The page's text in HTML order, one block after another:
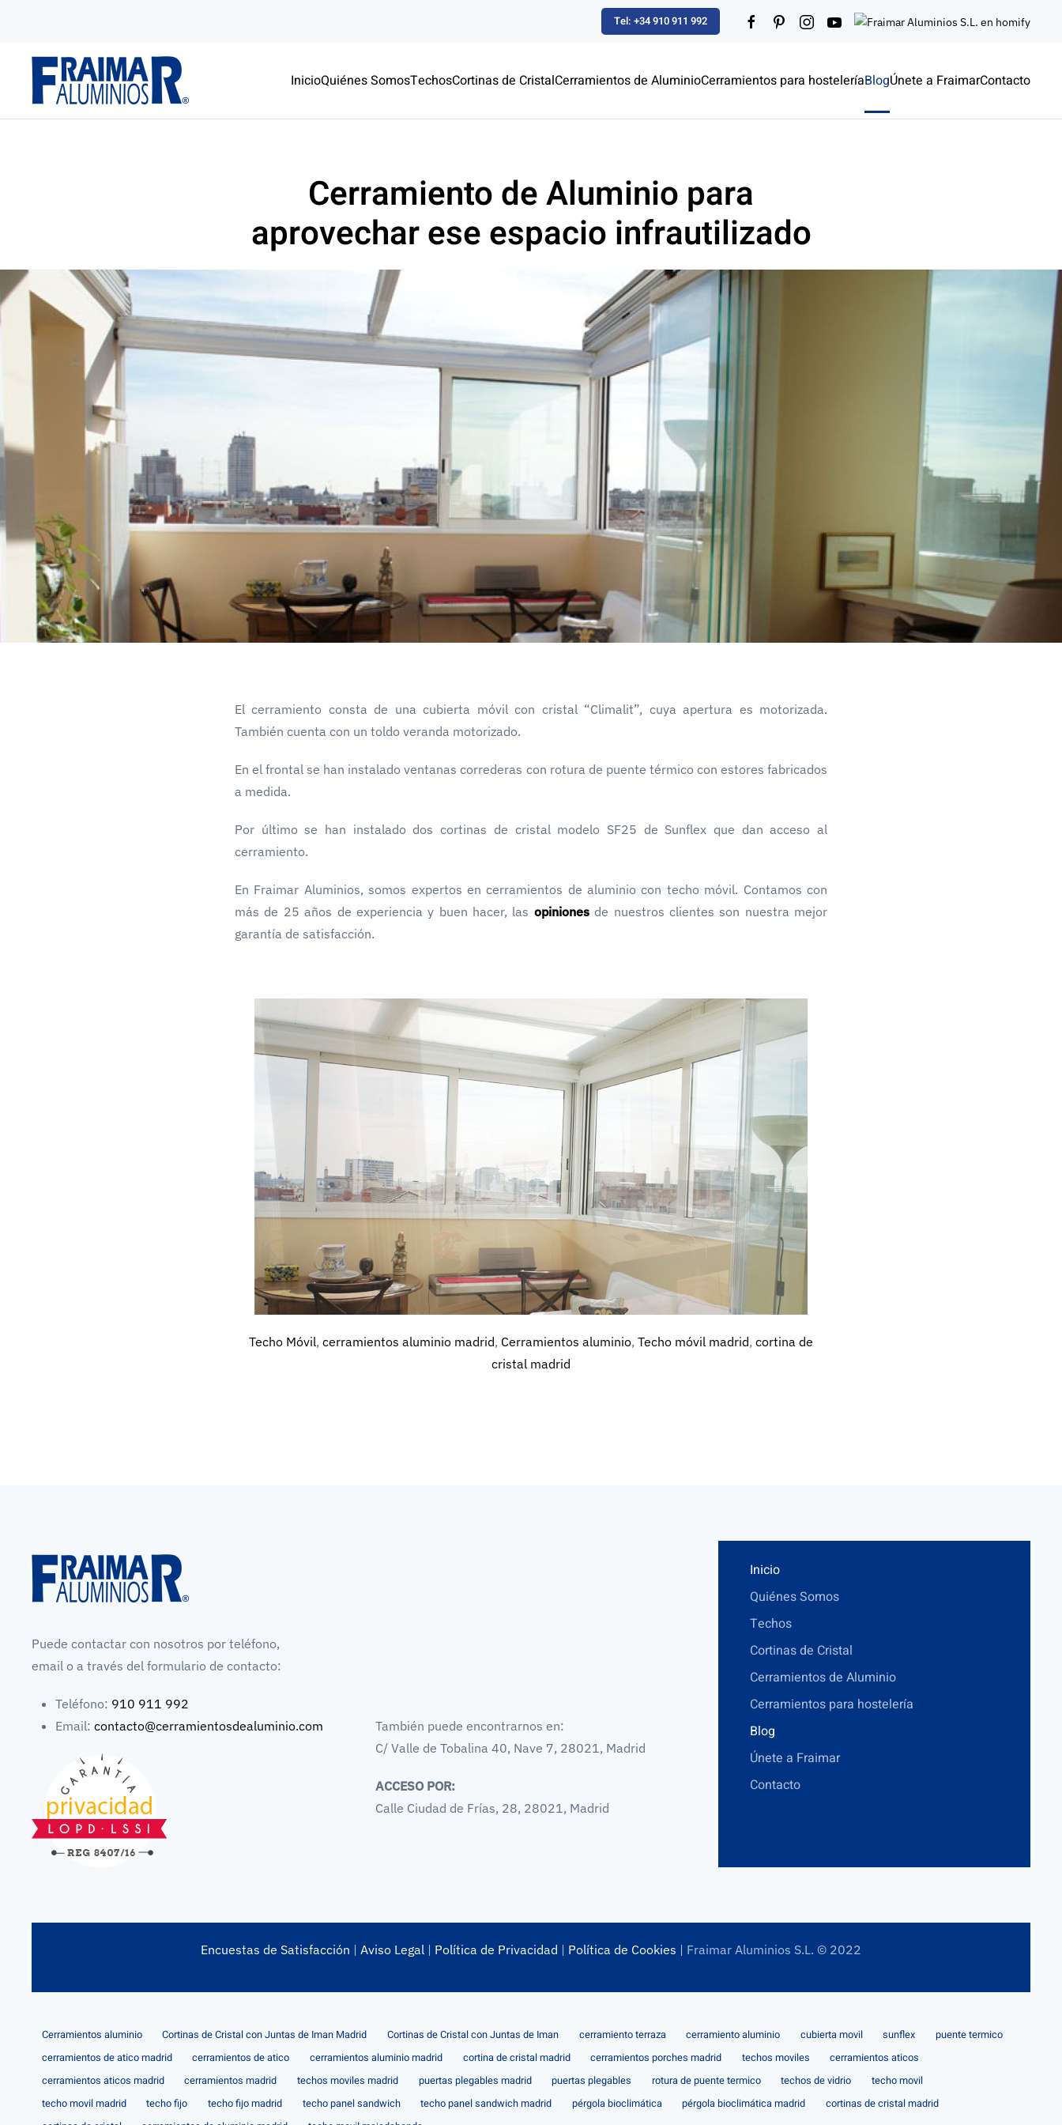
Tel: +34 910 911 992
InicioQuiénes SomosTechosCortinas de CristalCerramientos de AluminioCerramientos para hosteleríaBlogÚnete a FraimarContacto
Cerramiento de Aluminio para
aprovechar ese espacio infrautilizado
El cerramiento consta de una cubierta móvil con cristal “Climalit”, cuya apertura es motorizada.
También cuenta con un toldo veranda motorizado.
En el frontal se han instalado ventanas correderas con rotura de puente térmico con estores fabricados
a medida.
Por último se han instalado dos cortinas de cristal modelo SF25 de Sunflex que dan acceso al
cerramiento.
En Fraimar Aluminios, somos expertos en cerramientos de aluminio con techo móvil. Contamos con
más de 25 años de experiencia y buen hacer, las opinionesde nuestros clientes son nuestra mejor
garantía de satisfacción.
Techo Móvil, cerramientos aluminio madrid, Cerramientos aluminio, Techo móvil madrid, cortina de
cristal madrid
Puede contactar con nosotros por teléfono,
email o a través del formulario de contacto:
Teléfono: 910 911 992
Email: contacto@cerramientosdealuminio.com
También puede encontrarnos en:
C/ Valle de Tobalina 40, Nave 7, 28021, Madrid
ACCESO POR:
Calle Ciudad de Frías, 28, 28021, Madrid
Inicio
Quiénes Somos
Techos
Cortinas de Cristal
Cerramientos de Aluminio
Cerramientos para hostelería
Blog
Únete a Fraimar
Contacto
Encuestas de Satisfacción | Aviso Legal | Política de Privacidad | Política de Cookies | Fraimar Aluminios S.L. © 2022
Cerramientos aluminio Cortinas de Cristal con Juntas de Iman Madrid Cortinas de Cristal con Juntas de Iman cerramiento terraza cerramiento aluminio cubierta movil sunflex
puente termico
cerramientos de atico madrid
cerramientos de atico cerramientos aluminio madrid cortina de cristal madrid cerramientos porches madrid techos moviles
cerramientos aticos
cerramientos aticos madrid
cerramientos madrid techos moviles madrid puertas plegables madrid puertas plegables rotura de puente termico techos de vidrio
techo movil
techo movil madrid
techo fijo techo fijo madrid techo panel sandwich techo panel sandwich madrid pérgola bioclimática pérgola bioclimática madrid
cortinas de cristal madrid